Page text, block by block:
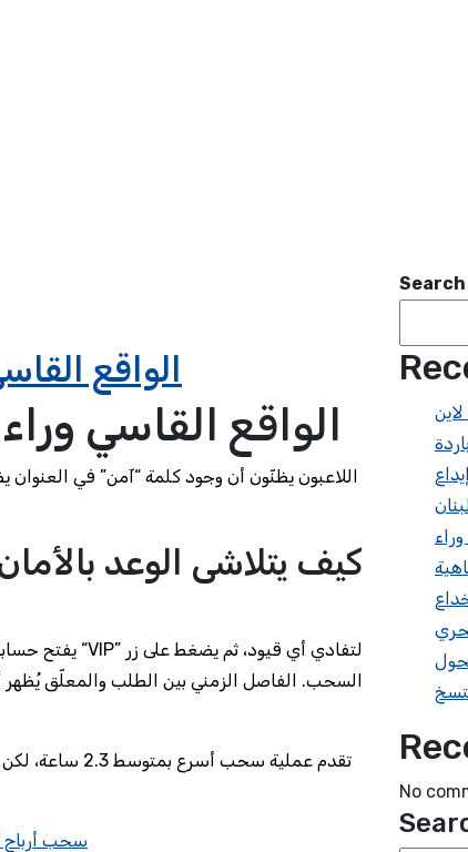
الواقع
الواقع القاسي
اللاعبون يظنّون أن وجود كلمة “آمن” في
سحب أرباح
Search
No